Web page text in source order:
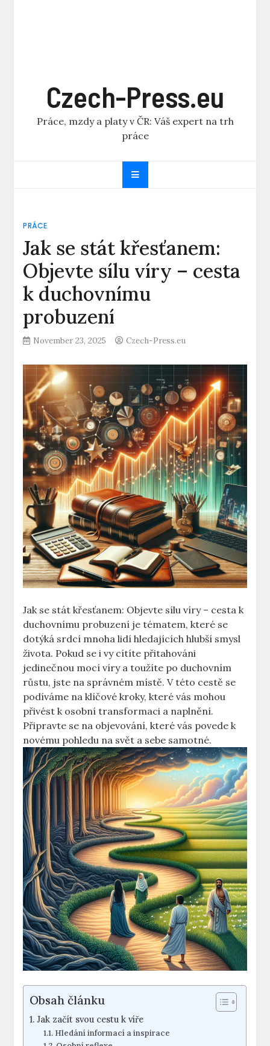
Czech-Press.eu
Práce, mzdy a platy v ČR: Váš expert na trh
práce
PRÁCE
Jak se stát křesťanem:
Objevte sílu víry – cesta
k duchovnímu
probuzení
November 23, 2025 Czech-Press.eu
Jak se stát křesťanem: Objevte sílu víry – cesta k
duchovnímu probuzení je tématem, které se
dotýká srdcí mnoha lidí hledajících hlubší smysl
života. Pokud se i vy cítíte přitahováni
jedinečnou mocí víry a toužíte po duchovním
růstu, jste na správném místě. V této cestě se
podíváme na klíčové kroky, které vás mohou
přivést k osobní transformaci a naplnění.
Připravte se na objevování, které vás povede k
novému pohledu na svět a sebe samotné.
Obsah článku
Jak začít svou cestu k víře
Hledání informací a inspirace